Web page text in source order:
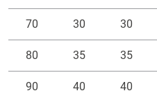
70 30 30
80 35 35
90 40 40